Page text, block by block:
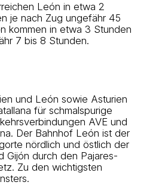
León in etwa 2
je nach Zug ungefähr 45
kommen in etwa 3 Stunden
7 bis 8 Stunden.
und León sowie Asturien
für schmalspurige
AVE und
Der Bahnhof León ist der
nördlich und östlich der
Gijón durch den Pajares-
Zu den wichtigsten